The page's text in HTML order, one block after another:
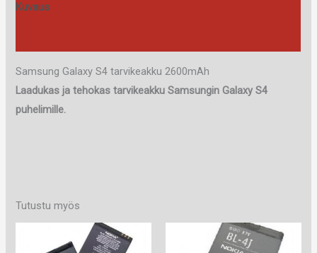
Kuvaus
Samsung Galaxy S4 tarvikeakku 2600mAh
Laadukas ja tehokas tarvikeakku Samsungin Galaxy S4
puhelimille.
Tutustu myös